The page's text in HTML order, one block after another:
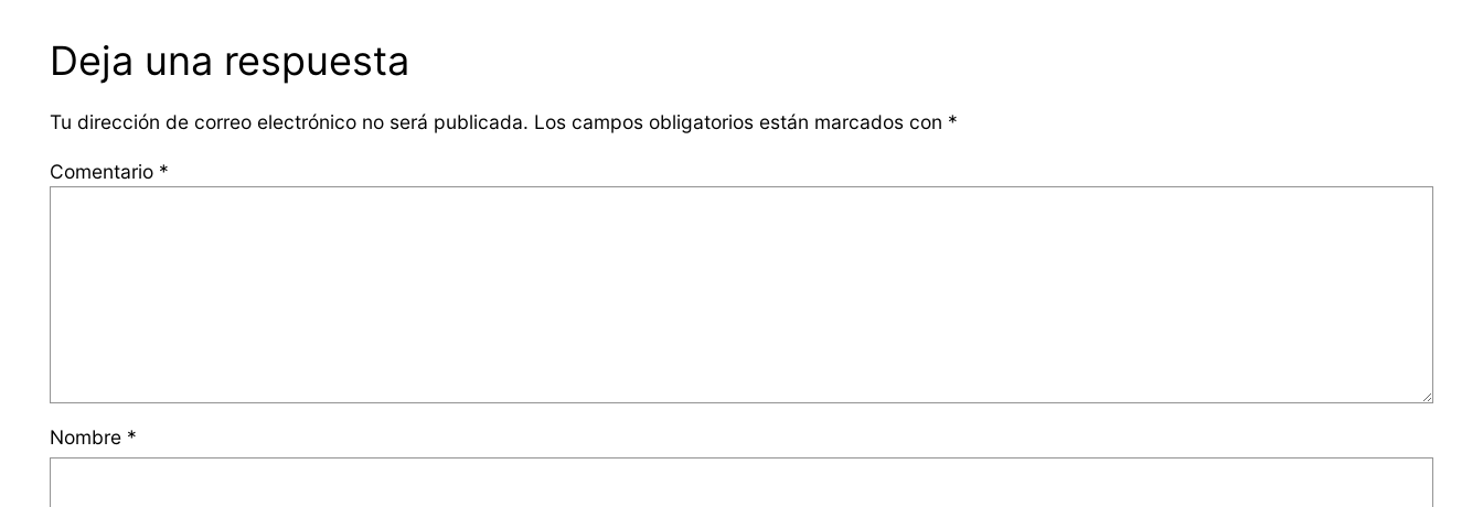
Deja una respuesta
Tu dirección de correo electrónico no será publicada. Los campos obligatorios están marcados con *
Comentario *
Nombre *